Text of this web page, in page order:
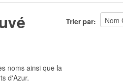
Trier par
noms ainsi que la
d'Azur.